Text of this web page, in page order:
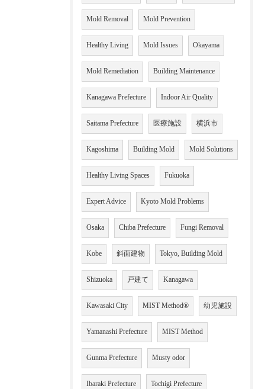
Mold Removal Mold Prevention
Healthy Living Mold Issues Okayama
Mold Remediation Building Maintenance
Kanagawa Prefecture Indoor Air Quality
Saitama Prefecture 医療施設 横浜市
Kagoshima Building Mold Mold Solutions
Healthy Living Spaces Fukuoka
Expert Advice Kyoto Mold Problems
Osaka Chiba Prefecture Fungi Removal
Kobe 斜面建物 Tokyo, Building Mold
Shizuoka 戸建て Kanagawa
Kawasaki City MIST Method® 幼児施設
Yamanashi Prefecture MIST Method
Gunma Prefecture Musty odor
Ibaraki Prefecture Tochigi Prefecture